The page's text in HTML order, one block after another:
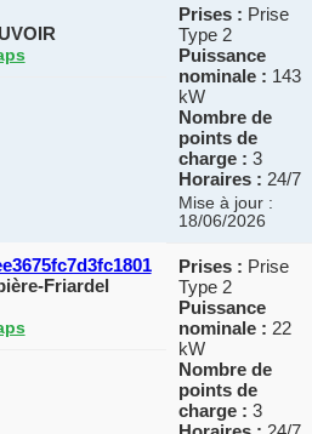
Prises : Prise
Type 2
Puissance
nominale : 143
kW
Nombre de
points de
charge : 3
Horaires : 24/7
Mise à jour :
18/06/2026
Friardel
Prises : Prise
Type 2
Puissance
nominale : 22
kW
Nombre de
points de
charge : 3